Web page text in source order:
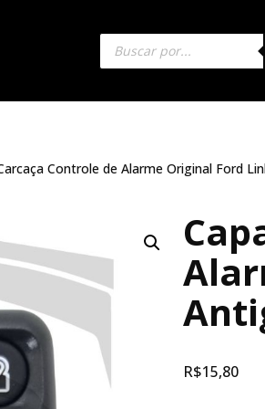
Controle de Alarme Original Ford
R$15,80